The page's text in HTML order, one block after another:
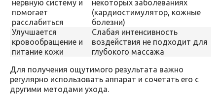
нервную систему и
помогает
расслабиться
некоторых заболеваниях
(кардиостимулятор, кожные
болезни)
Улучшается
кровообращение и
питание кожи
Слабая интенсивность
воздействия не подходит для
глубокого массажа
Для получения ощутимого результата важно
регулярно использовать аппарат и сочетать его с
другими методами ухода.